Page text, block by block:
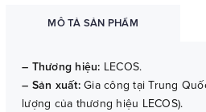
MÔ TẢ SẢN PHẨM
– Thương hiệu: LECOS.
– Sản xuất:Gia công tại Trung
lượng của thương hiệu LECOS).